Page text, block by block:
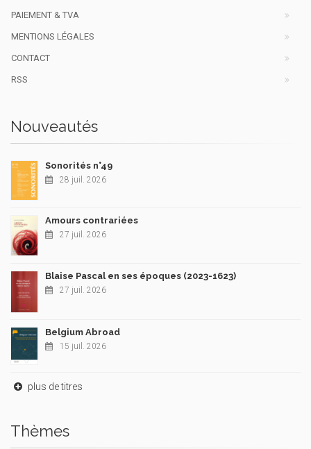
PAIEMENT & TVA
MENTIONS LÉGALES
CONTACT
RSS
Nouveautés
Sonorités n°49
28 juil. 2026
Amours contrariées
27 juil. 2026
Blaise Pascal en ses époques (2023-1623)
27 juil. 2026
Belgium Abroad
15 juil. 2026
plus de titres
Thèmes